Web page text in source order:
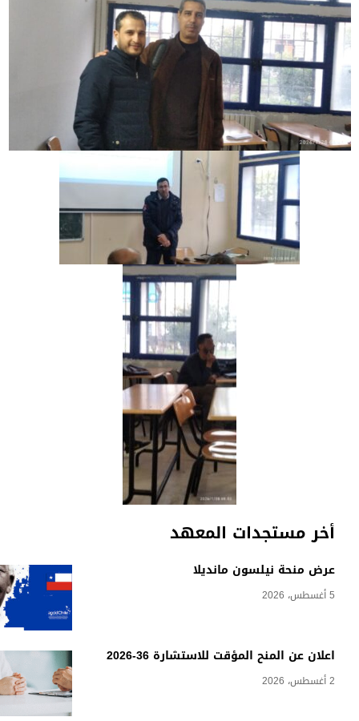
أخر مستجدات المعهد
عرض منحة نيلسون مانديلا
5 أغسطس، 2026
اعلان عن المنح المؤقت للاستشارة 36-2026
2 أغسطس، 2026